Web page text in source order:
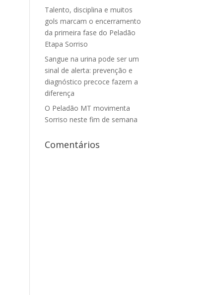
Talento, disciplina e muitos
gols marcam o encerramento
da primeira fase do Peladão
Etapa Sorriso
Sangue na urina pode ser um
sinal de alerta: prevenção e
diagnóstico precoce fazem a
diferença
O Peladão MT movimenta
Sorriso neste fim de semana
Comentários